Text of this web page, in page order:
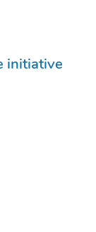
initiative